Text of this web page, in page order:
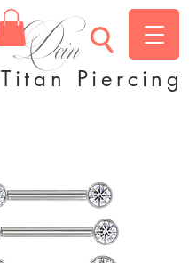
Titan Piercing
Dein